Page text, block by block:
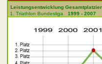
Leistungsentwicklung
1. Triathlon Bundesliga 1999 - 2007